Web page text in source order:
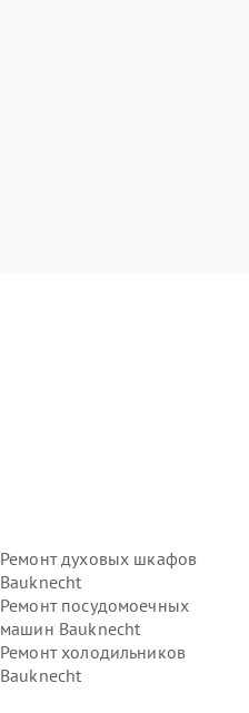
Ремонт духовых шкафов
Bauknecht
Ремонт посудомоечных
машин Bauknecht
Ремонт холодильников
Bauknecht